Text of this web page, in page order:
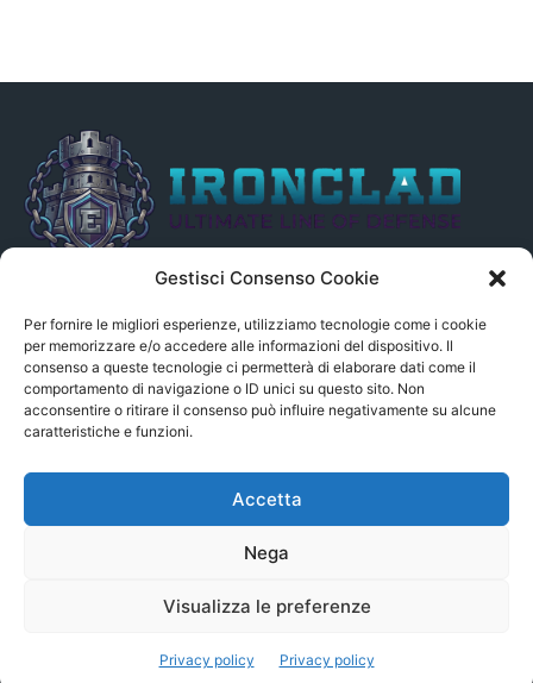
Gestisci Consenso Cookie
Per fornire le migliori esperienze, utilizziamo tecnologie come i cookie
per memorizzare e/o accedere alle informazioni del dispositivo. Il
consenso a queste tecnologie ci permetterà di elaborare dati come il
comportamento di navigazione o ID unici su questo sito. Non
acconsentire o ritirare il consenso può influire negativamente su alcune
caratteristiche e funzioni.
Accetta
Nega
Visualizza le preferenze
Privacy policy Privacy policy
indirettamente, alle Fonti delle notizie segnalate né può essere
ritenuto responsabile ad alcun titolo dei loro contenuti. Si precisa
altresì che le notizie segnalate dall’aggregatore NON sono da
intendersi in alcun modo di proprietà del sito GenSys.it, ad
eccezione degli articoli e dei documenti pubblicati nel blog.
© Copyright 2022 - Serverbay.it - Eteon.it
Aggregatore News Privacy policy